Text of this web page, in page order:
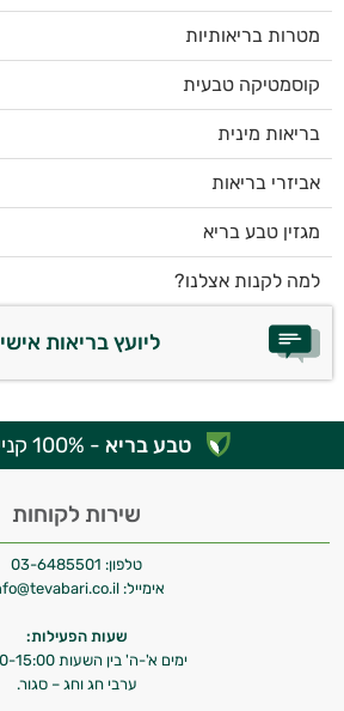
מטרות בריאותיות
קוסמטיקה טבעית
בריאות מינית
אביזרי בריאות
מגזין טבע בריא
למה לקנות אצלנו?
ליועץ בריאות אישי AI
טבע בריא - 100% קנייה בטוחה
שירות לקוחות
טלפון: 03-6485501
אימייל: info@tevabari.co.il
שעות הפעילות:
ימים א'-ה' בין השעות 09:00-15:00
ערבי חג וחג – סגור.